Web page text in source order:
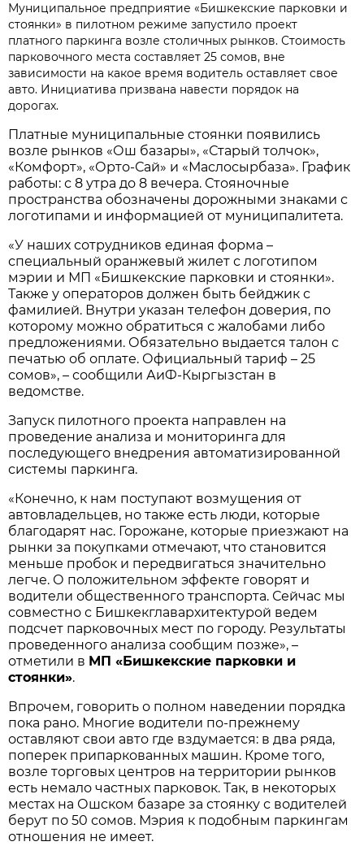
Муниципальное предприятие «Бишкекские парковки и
стоянки» в пилотном режиме запустило проект
платного паркинга возле столичных рынков. Стоимость
парковочного места составляет 25 сомов, вне
зависимости на какое время водитель оставляет свое
авто. Инициатива призвана навести порядок на
дорогах.
Платные муниципальные стоянки появились
возле рынков «Ош базары», «Старый толчок»,
«Комфорт», «Орто-Сай» и «Маслосырбаза». График
работы: с 8 утра до 8 вечера. Стояночные
пространства обозначены дорожными знаками с
логотипами и информацией от муниципалитета.
«У наших сотрудников единая форма –
специальный оранжевый жилет с логотипом
мэрии и МП «Бишкекские парковки и стоянки».
Также у операторов должен быть бейджик с
фамилией. Внутри указан телефон доверия, по
которому можно обратиться с жалобами либо
предложениями. Обязательно выдается талон с
печатью об оплате. Официальный тариф – 25
сомов», – сообщили АиФ-Кыргызстан в
ведомстве.
Запуск пилотного проекта направлен на
проведение анализа и мониторинга для
последующего внедрения автоматизированной
системы паркинга.
«Конечно, к нам поступают возмущения от
автовладельцев, но также есть люди, которые
благодарят нас. Горожане, которые приезжают на
рынки за покупками отмечают, что становится
меньше пробок и передвигаться значительно
легче. О положительном эффекте говорят и
водители общественного транспорта. Сейчас мы
совместно с Бишкекглавархитектурой ведем
подсчет парковочных мест по городу. Результаты
проведенного анализа сообщим позже», –
отметили в МП «Бишкекские парковки и
стоянки».
Впрочем, говорить о полном наведении порядка
пока рано. Многие водители по-прежнему
оставляют свои авто где вздумается: в два ряда,
поперек припаркованных машин. Кроме того,
возле торговых центров на территории рынков
есть немало частных парковок. Так, в некоторых
местах на Ошском базаре за стоянку с водителей
берут по 50 сомов. Мэрия к подобным паркингам
отношения не имеет.